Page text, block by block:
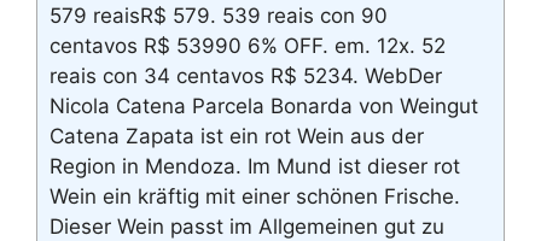
579 reaisR$ 579. 539 reais con 90
centavos R$ 53990 6% OFF. em. 12x. 52
reais con 34 centavos R$ 5234. WebDer
Nicola Catena Parcela Bonarda von Weingut
Catena Zapata ist ein rot Wein aus der
Region in Mendoza. Im Mund ist dieser rot
Wein ein kräftig mit einer schönen Frische.
Dieser Wein passt im Allgemeinen gut zu